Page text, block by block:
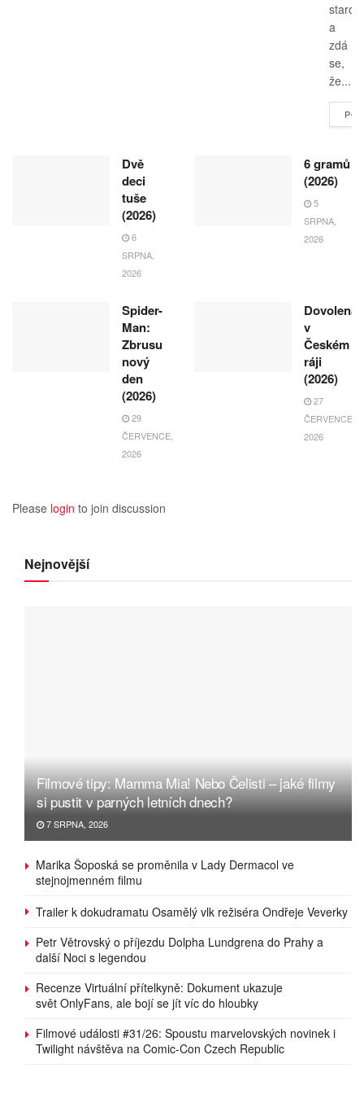
a
zdá
se,
že...
Dvě
deci
tuše
(2026)
6
SRPNA,
2026
6 gramů
(2026)
5
SRPNA,
2026
Spider-
Man:
Zbrusu
nový
den
(2026)
29
ČERVENCE,
2026
Dovolená
v
Českém
ráji
(2026)
27
ČERVENCE,
2026
Please login to join discussion
Nejnovější
Filmové tipy: Mamma Mia! Nebo Čelisti – jaké filmy
si pustit v parných letních dnech?
7 SRPNA, 2026
Marika Šoposká se proměnila v Lady Dermacol ve
stejnojmenném filmu
Trailer k dokudramatu Osamělý vlk režiséra Ondřeje Veverky
Petr Větrovský o příjezdu Dolpha Lundgrena do Prahy a
další Noci s legendou
Recenze Virtuální přítelkyně: Dokument ukazuje
svět OnlyFans, ale bojí se jít víc do hloubky
Filmové události #31/26: Spoustu marvelovských novinek i
Twilight návštěva na Comic-Con Czech Republic